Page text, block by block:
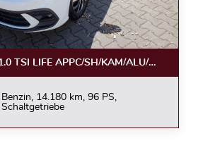
TSI LIFE APPC/SH/KAM/ALU/LED
Benzin, 14.180 km, 96 PS,
Schaltgetriebe